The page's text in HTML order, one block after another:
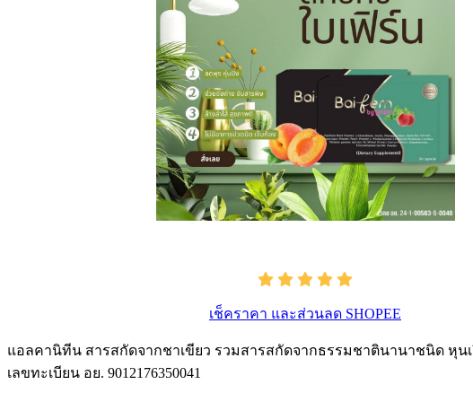
เช็คราคา และส่วนลด SHOPEE
แอลคานิทีน สารสกัดจากชาเขียว รวมสารสกัดจากธรรมชาตินานาชนิด หุ
เลขทะเบียน อย. 9012176350041